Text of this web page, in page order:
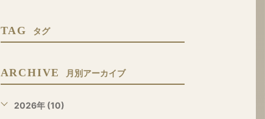
TAG タグ
ARCHIVE 月別アーカイブ
2026年 (10)